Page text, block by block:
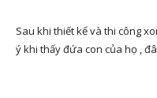
Sau khi thiết kế và thi công
ý khi thấy đứa con của họ ,